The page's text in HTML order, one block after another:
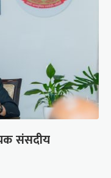
संसदीय